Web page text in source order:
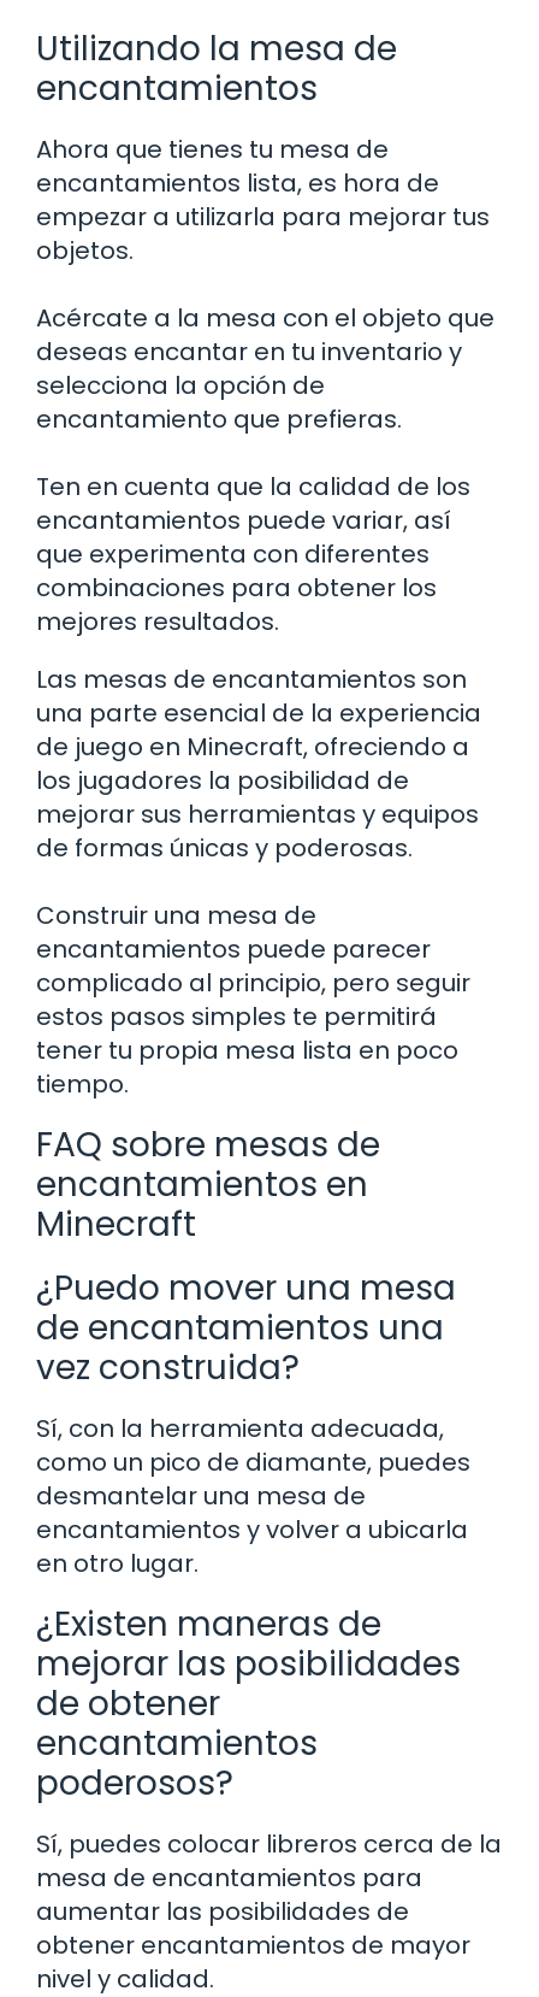
Utilizando la mesa de
encantamientos
Ahora que tienes tu mesa de
encantamientos lista, es hora de
empezar a utilizarla para mejorar tus
objetos.
Acércate a la mesa con el objeto que
deseas encantar en tu inventario y
selecciona la opción de
encantamiento que prefieras.
Ten en cuenta que la calidad de los
encantamientos puede variar, así
que experimenta con diferentes
combinaciones para obtener los
mejores resultados.
Las mesas de encantamientos son
una parte esencial de la experiencia
de juego en Minecraft, ofreciendo a
los jugadores la posibilidad de
mejorar sus herramientas y equipos
de formas únicas y poderosas.
Construir una mesa de
encantamientos puede parecer
complicado al principio, pero seguir
estos pasos simples te permitirá
tener tu propia mesa lista en poco
tiempo.
FAQ sobre mesas de
encantamientos en
Minecraft
¿Puedo mover una mesa
de encantamientos una
vez construida?
Sí, con la herramienta adecuada,
como un pico de diamante, puedes
desmantelar una mesa de
encantamientos y volver a ubicarla
en otro lugar.
¿Existen maneras de
mejorar las posibilidades
de obtener
encantamientos
poderosos?
Sí, puedes colocar libreros cerca de la
mesa de encantamientos para
aumentar las posibilidades de
obtener encantamientos de mayor
nivel y calidad.